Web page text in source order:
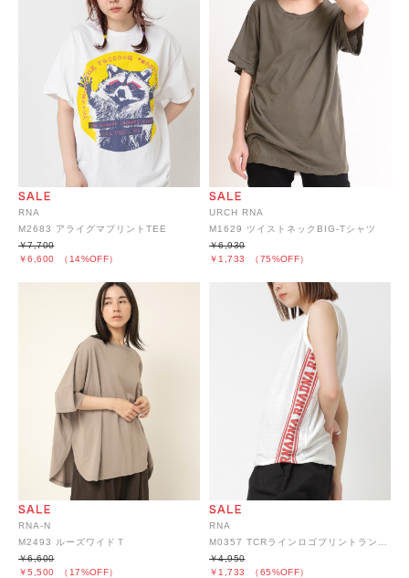
RNA
M2683 アライグマプリントTEE
￥6,600 （14%OFF）
￥7,700
URCH RNA
M1629 ツイストネックBIG-Tシャツ
￥1,733 （75%OFF）
￥6,930
RNA-N
M2493 ルーズワイドＴ
￥5,500 （17%OFF）
￥6,600
RNA
￥1,733 （65%OFF）
￥4,950